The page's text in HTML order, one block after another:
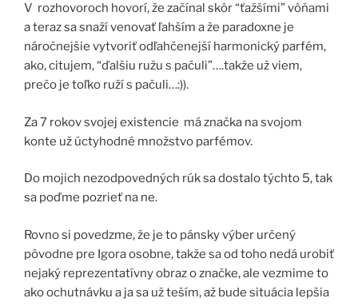
V rozhovoroch hovorí, že začínal skôr “ťažšími” vôňami
a teraz sa snaží venovať ľahším a že paradoxne je
náročnejšie vytvoriť odľahčenejší harmonický parfém,
ako, citujem, “ďalšiu ružu s pačuli”….takže už viem,
prečo je toľko ruží s pačuli…:)).
Za 7 rokov svojej existencie má značka na svojom
konte už úctyhodné množstvo parfémov.
Do mojich nezodpovedných rúk sa dostalo týchto 5, tak
sa poďme pozrieť na ne.
Rovno si povedzme, že je to pánsky výber určený
pôvodne pre Igora osobne, takže sa od toho nedá urobiť
nejaký reprezentatívny obraz o značke, ale vezmime to
ako ochutnávku a ja sa už teším, až bude situácia lepšia